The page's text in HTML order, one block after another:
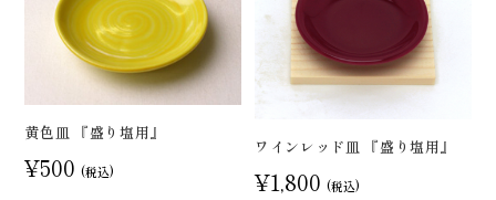
黄色皿 『盛り塩用』
¥500 (税込)
ワインレッド皿 『盛り塩用』
¥1,800 (税込)